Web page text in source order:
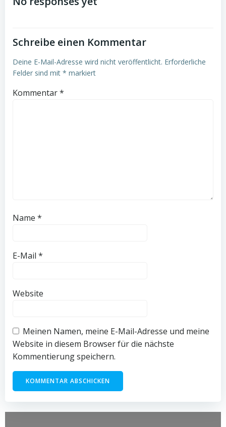
Schreibe einen Kommentar
Deine E-Mail-Adresse wird nicht veröffentlicht. Erforderliche
Felder sind mit * markiert
Kommentar*
Name *
E-Mail *
Website
Meinen Namen, meine E-Mail-Adresse und meine
Website in diesem Browser für die nächste
Kommentierung speichern.